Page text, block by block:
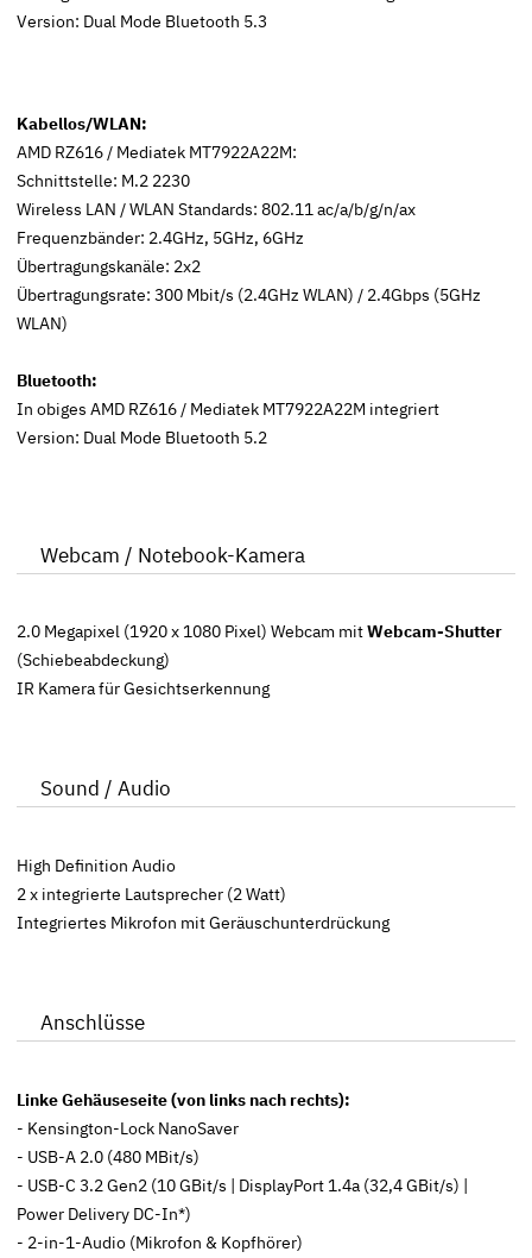
Version: Dual Mode Bluetooth 5.3
Kabellos/WLAN:
AMD RZ616 / Mediatek MT7922A22M:
Schnittstelle: M.2 2230
Wireless LAN / WLAN Standards: 802.11 ac/a/b/g/n/ax
Frequenzbänder: 2.4GHz, 5GHz, 6GHz
Übertragungskanäle: 2x2
Übertragungsrate: 300 Mbit/s (2.4GHz WLAN) / 2.4Gbps (5GHz
WLAN)
Bluetooth:
In obiges AMD RZ616 / Mediatek MT7922A22M integriert
Version: Dual Mode Bluetooth 5.2
Webcam / Notebook-Kamera
2.0 Megapixel (1920 x 1080 Pixel) Webcam mitWebcam-Shutter
(Schiebeabdeckung)
IR Kamera für Gesichtserkennung
Sound / Audio
High Definition Audio
2 x integrierte Lautsprecher (2 Watt)
Integriertes Mikrofon mit Geräuschunterdrückung
Anschlüsse
Linke Gehäuseseite (von links nach rechts):
- Kensington-Lock NanoSaver
- USB-A 2.0 (480 MBit/s)
- USB-C 3.2 Gen2 (10 GBit/s | DisplayPort 1.4a (32,4 GBit/s) |
Power Delivery DC-In*)
- 2-in-1-Audio (Mikrofon & Kopfhörer)